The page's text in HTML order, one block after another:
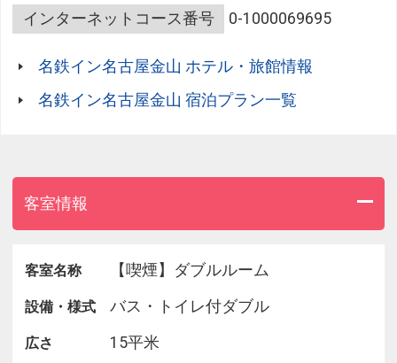
￥1400(税込)です。
○快眠にこだわり「シモンズ製ベッド」♪
○収納棚を設置し、デスク周りをより快適に！
○最寄駅の金山駅は名鉄・地下鉄・ＪＲが乗り入れ
する総合駅。
が、電車の音は気になりません。
○無料朝食が更にグレードアップ！
○免震構造採用・２４時間フロント対応で安心して
インターネットコース番号
0-1000069695
名鉄イン名古屋金山 ホテル・旅館情報
名鉄イン名古屋金山 宿泊プラン一覧
客室情報
客室名称 【喫煙】ダブルルーム
設備・様式 バス・トイレ付ダブル
広さ 15平米